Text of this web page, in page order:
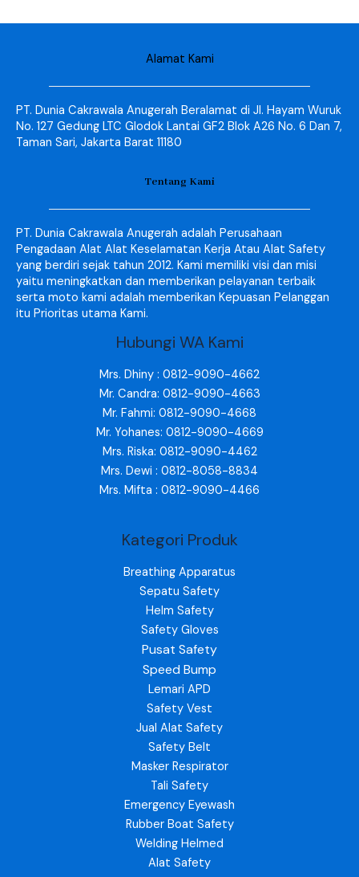
Alamat Kami
PT. Dunia Cakrawala Anugerah Beralamat di Jl. Hayam Wuruk
No. 127 Gedung LTC Glodok Lantai GF2 Blok A26 No. 6 Dan 7,
Taman Sari, Jakarta Barat 11180
Tentang Kami
PT. Dunia Cakrawala Anugerah adalah Perusahaan
Pengadaan Alat Alat Keselamatan Kerja Atau Alat Safety
yang berdiri sejak tahun 2012. Kami memiliki visi dan misi
yaitu meningkatkan dan memberikan pelayanan terbaik
serta moto kami adalah memberikan Kepuasan Pelanggan
itu Prioritas utama Kami.
Hubungi WA Kami
Mrs. Dhiny : 0812-9090-4662
Mr. Candra: 0812-9090-4663
Mr. Fahmi: 0812-9090-4668
Mr. Yohanes: 0812-9090-4669
Mrs. Riska: 0812-9090-4462
Mrs. Dewi : 0812-8058-8834
Mrs. Mifta : 0812-9090-4466
Kategori Produk
Breathing Apparatus
Sepatu Safety
Helm Safety
Safety Gloves
Pusat Safety
Speed Bump
Lemari APD
Safety Vest
Jual Alat Safety
Safety Belt
Masker Respirator
Tali Safety
Emergency Eyewash
Rubber Boat Safety
Welding Helmed
Alat Safety